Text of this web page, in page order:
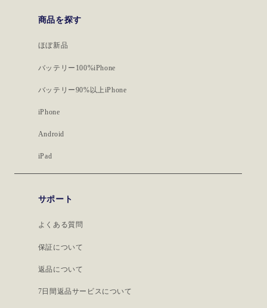
商品を探す
ほぼ新品
バッテリー100%iPhone
バッテリー90%以上iPhone
iPhone
Android
iPad
サポート
よくある質問
保証について
返品について
7日間返品サービスについて